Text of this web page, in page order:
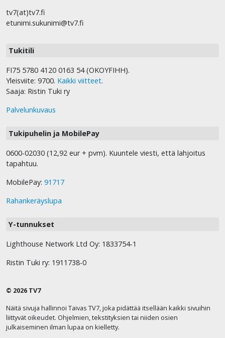
tv7(at)tv7.fi
etunimi.sukunimi@tv7.fi
Tukitili
FI75 5780 4120 0163 54 (OKOYFIHH).
Yleisviite: 9700. Kaikki viitteet.
Saaja: Ristin Tuki ry
Palvelunkuvaus
Tukipuhelin ja MobilePay
0600-02030 (12,92 eur + pvm). Kuuntele viesti, että lahjoitus
tapahtuu.
MobilePay: 91717
Rahankeräyslupa
Y-tunnukset
Lighthouse Network Ltd Oy: 1833754-1
Ristin Tuki ry: 1911738-0
© 2026 TV7
Näitä sivuja hallinnoi Taivas TV7, joka pidättää itsellään kaikki sivuihin
liittyvät oikeudet. Ohjelmien, tekstityksien tai niiden osien
julkaiseminen ilman lupaa on kielletty.